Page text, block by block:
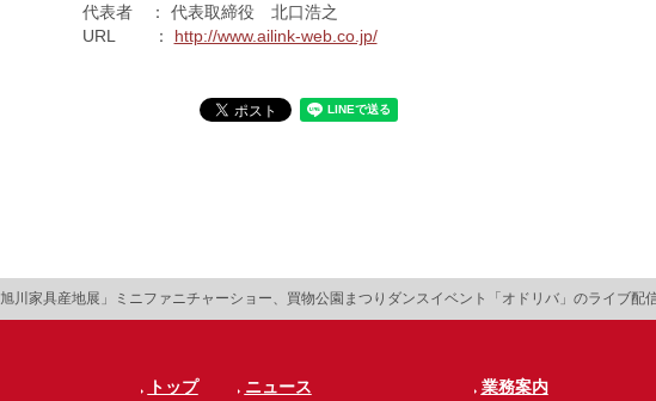
代表者 ： 代表取締役 北口浩之
URL ： http://www.ailink-web.co.jp/
旭川家具産地展」ミニファニチャーショー、買物公園まつりダンスイベント「オドリバ」のライブ配
トップ ニュース
業務案内